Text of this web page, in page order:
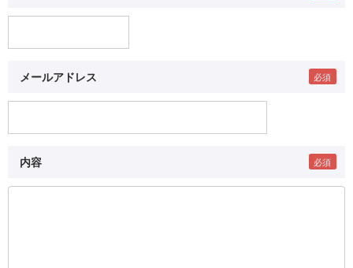
メールアドレス
内容